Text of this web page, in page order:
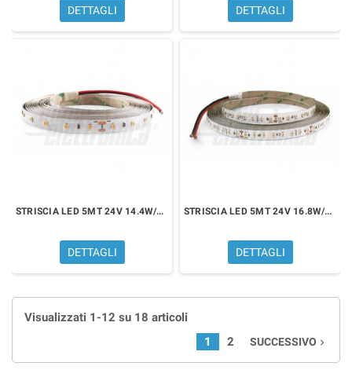
DETTAGLI DETTAGLI
STRISCIA LED 5MT 24V 14.4W/MT BIANCO FREDDO 6000K
DETTAGLI
STRISCIA LED 5MT 24V 16.8W/MT BIANCO FREDDO 6000K
DETTAGLI
Visualizzati 1-12 su 18 articoli
1
2 SUCCESSIVO navigate_next